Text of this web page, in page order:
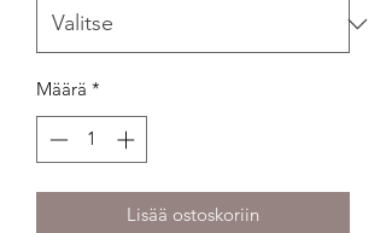
Määrä *
Lisää ostoskoriin